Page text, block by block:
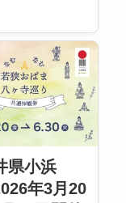
県小浜
年3月20